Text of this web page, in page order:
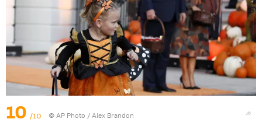
10 /10 © AP Photo / Alex Brandon